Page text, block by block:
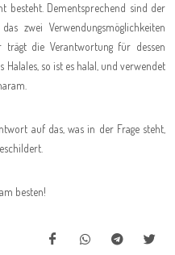
besteht. Dementsprechend sind der
zwei Verwendungsmöglichkeiten
trägt die Verantwortung für dessen
Halales, so ist es halal, und verwendet
auf das, was in der Frage steht,
besten!